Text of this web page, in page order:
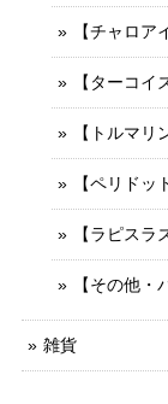
【チャロア
【ターコイ
【トルマリ
【ペリドッ
【ラピスラ
【その他・
雑貨